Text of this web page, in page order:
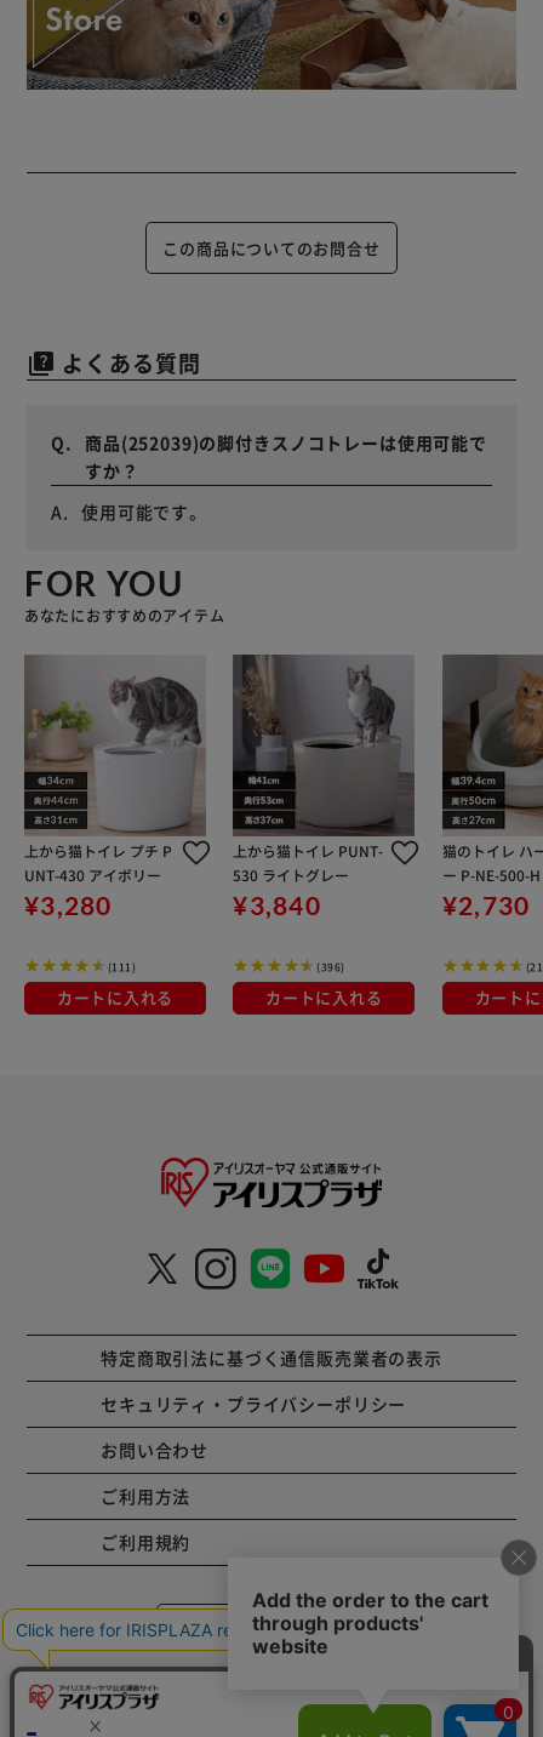
この商品についてのお問合せ
quiz よくある質問
商品(252039)の脚付きスノコトレーは使用可能で
すか？
使用可能です。
FOR YOU
あなたにおすすめのアイテム
上から猫トイレ プチ P
UNT-430 アイボリー
¥3,280
(111)
カートに入れる
上から猫トイレ PUNT-
530 ライトグレー
¥3,840
(396)
カートに入れる
猫のトイレ ハ
ー P-NE-500-
グレー
¥2,730
カート
特定商取引法に基づく通信販売業者の表示
セキュリティ・プライバシーポリシー
お問い合わせ
ご利用方法
ご利用規約
コーポレートサイト
Copyright © 2001 IRISPLAZA. ALL Rights Reserved.